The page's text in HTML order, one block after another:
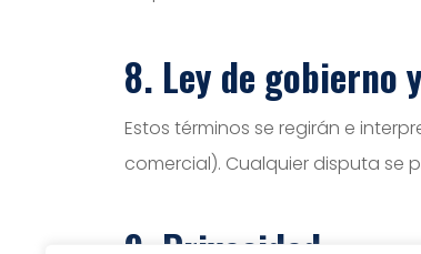
8. Ley de gobierno
Estos términos se regirán e
comercial). Cualquier disputa se